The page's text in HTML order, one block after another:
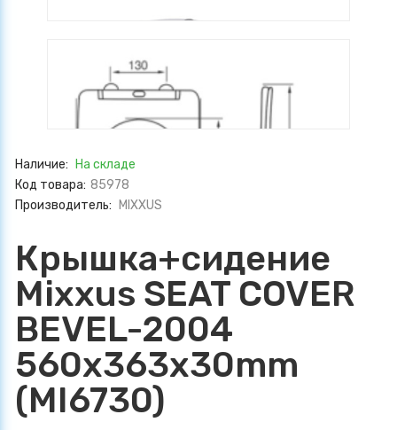
Наличие:
На складе
Код товара: 85978
Производитель:
MIXXUS
Крышка+сидение
Mixxus SEAT COVER
BEVEL-2004
560х363х30mm
(MI6730)